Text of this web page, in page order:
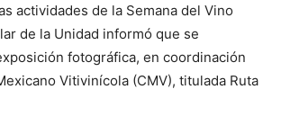
actividades de la Semana del Vino
de la Unidad informó que se
fotográfica, en coordinación
Vitivinícola (CMV), titulada Ruta